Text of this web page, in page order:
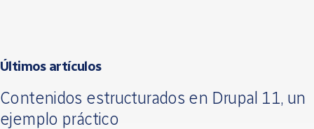
Últimos artículos
Contenidos estructurados en Drupal 11, un
ejemplo práctico